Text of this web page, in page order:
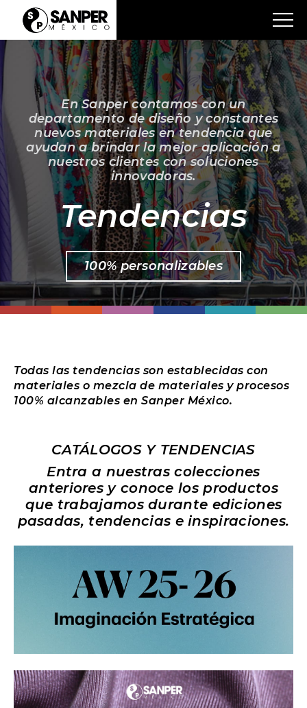
En Sanper contamos con un
departamento de diseño y constantes
nuevos materiales en tendencia que
ayudan a brindar la mejor aplicación a
nuestros clientes con soluciones
innovadoras.
Tendencias
100% personalizables
Todas las tendencias son establecidas con
materiales o mezcla de materiales y procesos
100% alcanzables en Sanper México.
CATÁLOGOS Y TENDENCIAS
Entra a nuestras colecciones
anteriores y conoce los productos
que trabajamos durante ediciones
pasadas, tendencias e inspiraciones.